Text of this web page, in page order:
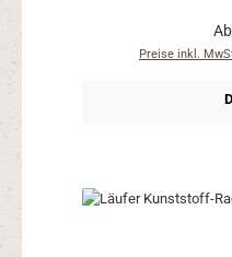
Ab
Preise inkl.